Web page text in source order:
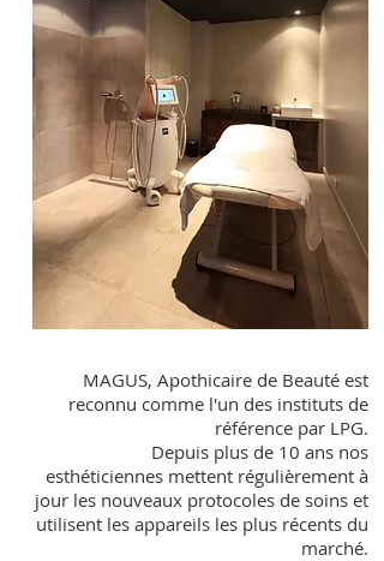
MAGUS, Apothicaire de Beauté est
reconnu comme l'un des instituts de
référence par LPG.
Depuis plus de 10 ans nos
esthéticiennes mettent régulièrement à
jour les nouveaux protocoles de soins et
utilisent les appareils les plus récents du
marché.